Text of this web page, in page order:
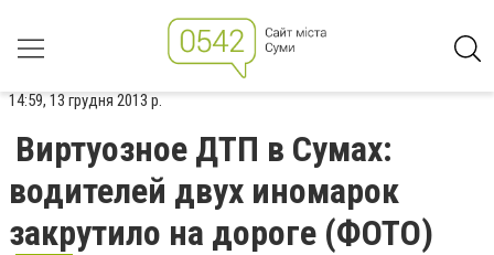
14:59, 13 грудня 2013 р.
Виртуозное ДТП в Сумах:
водителей двух иномарок
закрутило на дороге (ФОТО)